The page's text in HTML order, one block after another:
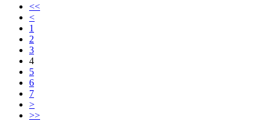
<<
<
1
2
3
4
5
6
7
>
>>